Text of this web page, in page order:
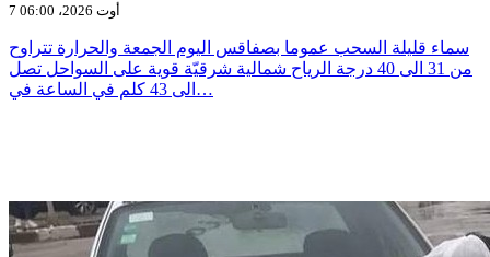
7 أوت 2026، 06:00
سماء قليلة السحب عموما بصفاقس اليوم الجمعة والحرارة تتراوح
من 31 الى 40 درجة الرياح شمالية شرقيّة قوية على السواحل تصل
الى 43 كلم في الساعة في…